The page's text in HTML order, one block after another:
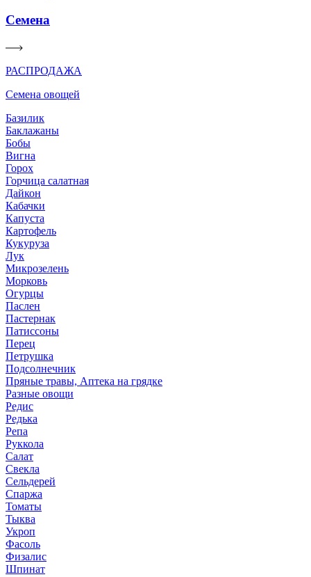
Семена
РАСПРОДАЖА
Семена овощей
Базилик
Баклажаны
Бобы
Вигна
Горох
Горчица салатная
Дайкон
Кабачки
Капуста
Картофель
Кукуруза
Лук
Микрозелень
Морковь
Огурцы
Паслен
Пастернак
Патиссоны
Перец
Петрушка
Подсолнечник
Пряные травы, Аптека на грядке
Разные овощи
Редис
Редька
Репа
Руккола
Салат
Свекла
Сельдерей
Спаржа
Томаты
Тыква
Укроп
Фасоль
Физалис
Шпинат